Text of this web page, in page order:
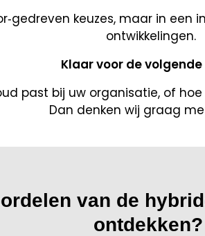
keuzes, maar in
ontwikkelingen.
Klaar voor de
past bij uw organisatie, of
Dan denken wij graag
van de
ontdekken?